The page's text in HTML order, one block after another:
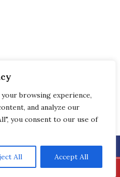
browsing experience,
and analyze our
you consent to our use of
All Accept All
Corporation